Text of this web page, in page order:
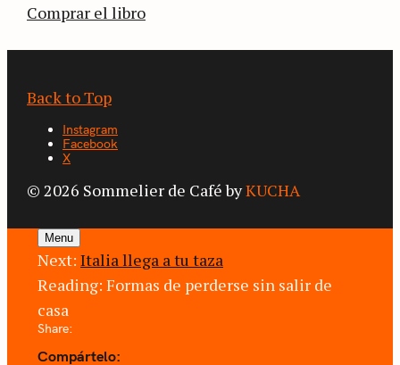
Comprar el libro
Back to Top
Instagram
Facebook
X
© 2026 Sommelier de Café byKUCHA
Menu
Next: Italia llega a tu taza
Reading: Formas de perderse sin salir de
casa
Share:
Compártelo: